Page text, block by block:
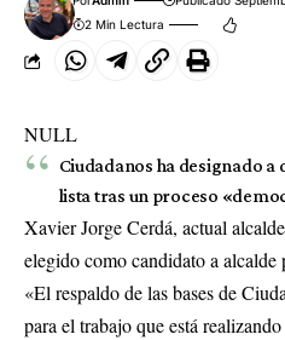
2 Min Lectura
NULL
Ciudadanos ha designado a
lista tras un proceso
Xavier Jorge Cerdá, actual
elegido como candidato a alcalde
«El respaldo de las bases de
para el trabajo que está